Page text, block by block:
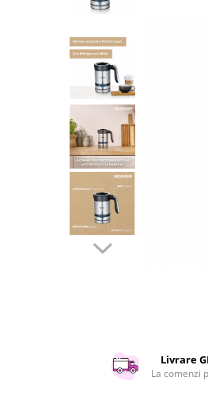
Trotinete electrice
Casa, Gradina & Bricolaj
Bucatarie & Servire
Curatenie si intretinere
Decoratiuni
Hobby-uri creative
Iluminat & Electrice
Organizare si depozitare
Livrare
La comenzi